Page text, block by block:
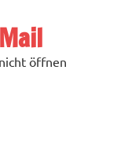
öffnen